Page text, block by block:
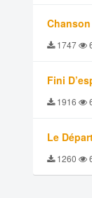
1747
Fini
1916
Le
1260